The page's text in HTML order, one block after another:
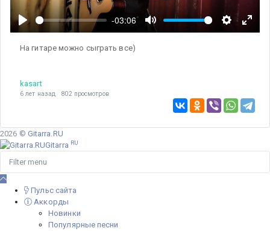
P
l
-03:06
M
S
n
g
s
E
f
u
l
s
y
На гитаре можно сыграть все)
kasart
6 лет назад 802 просмотров
2026 © Gitarra.RU
Gitarra RU
Пульс сайта
Аккорды
Новинки
Популярные песни